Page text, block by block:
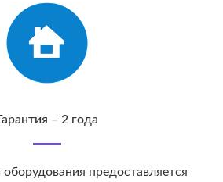
– 2 года
предоставляется